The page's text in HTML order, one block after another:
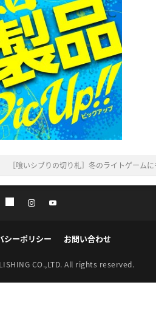
［喰いシブりの切り札］冬のライトゲーム
シーポリシー お問い合わせ
CO.,LTD. All rights reserved.